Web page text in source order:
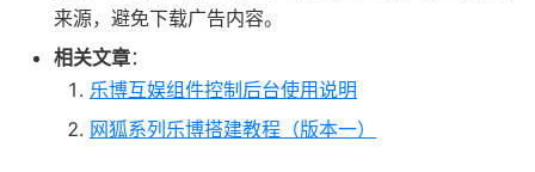
来源，避免下载广告内容。
相关文章：
乐博互娱组件控制后台使用说明
网狐系列乐博搭建教程（版本一）